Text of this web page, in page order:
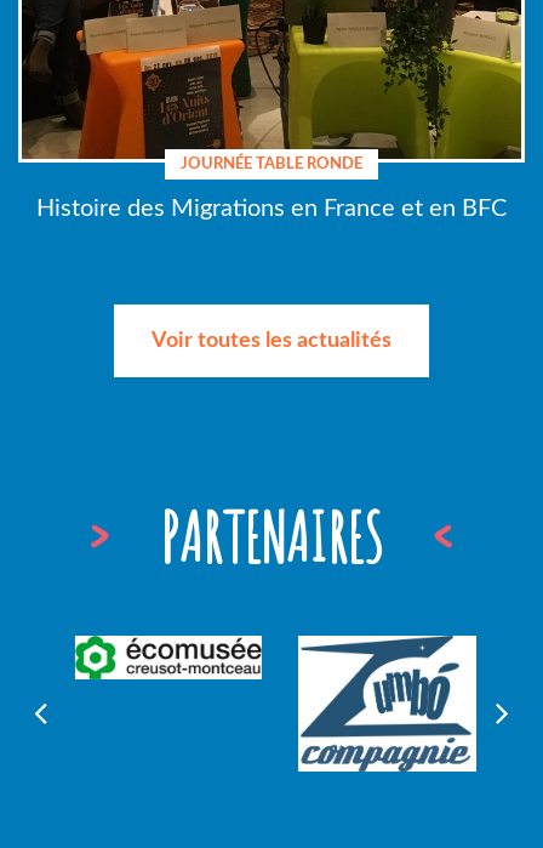
JOURNÉE TABLE RONDE
Histoire des Migrations en France et en BFC
Voir toutes les actualités
PARTENAIRES